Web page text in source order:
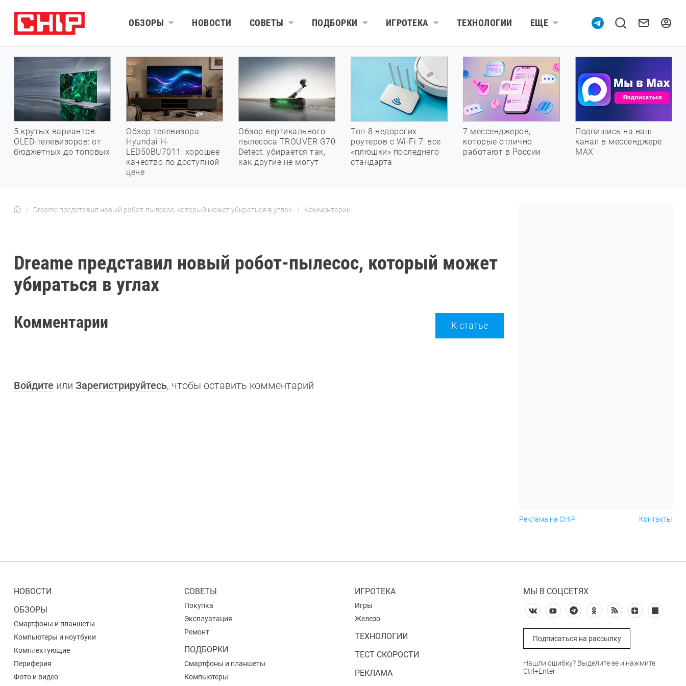
ОБЗОРЫ НОВОСТИ СОВЕТЫ ПОДБОРКИ ИГРОТЕКА ТЕХНОЛОГИИ ЕЩЕ
5 крутых вариантов
OLED-телевизоров: от
бюджетных до топовых
Обзор телевизора
Hyundai H-
LED50BU7011: хорошее
качество по доступной
цене
Обзор вертикального
пылесоса TROUVER G70
Detect: убирается так,
как другие не могут
Топ-8 недорогих
роутеров с Wi-Fi 7: все
«плюшки» последнего
стандарта
7 мессенджеров,
которые отлично
работают в России
Подпишись на наш
канал в мессенджере
МАХ
Dreame представил новый робот-пылесос, который может убираться в углах Комментарии
Dreame представил новый робот-пылесос, который может
убираться в углах
Комментарии К статье
Войдите или Зарегистрируйтесь, чтобы оставить комментарий
Реклама на CHIP Контакты
НОВОСТИ
ОБЗОРЫ
Смартфоны и планшеты
Компьютеры и ноутбуки
Комплектующие
Периферия
Фото и видео
СОВЕТЫ
Покупка
Эксплуатация
Ремонт
ПОДБОРКИ
Смартфоны и планшеты
Компьютеры
ИГРОТЕКА
Игры
Железо
ТЕХНОЛОГИИ
ТЕСТ СКОРОСТИ
РЕКЛАМА
МЫ В СОЦСЕТЯХ
Подписаться на рассылку
Нашли ошибку? Выделите ее и нажмите
Ctrl+Enter